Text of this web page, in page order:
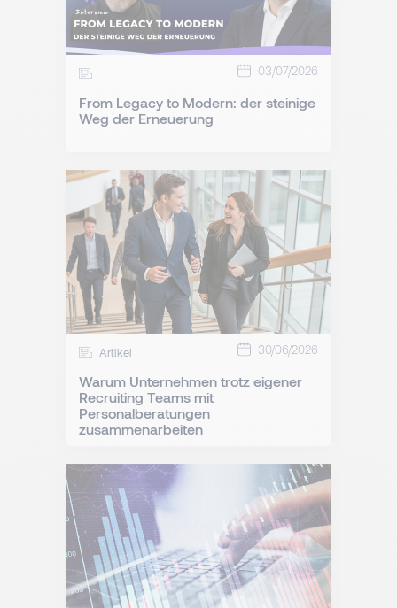
03/07/2026
From Legacy to Modern: der steinige
Weg der Erneuerung
Artikel 30/06/2026
Warum Unternehmen trotz eigener
Recruiting Teams mit
Personalberatungen
zusammenarbeiten